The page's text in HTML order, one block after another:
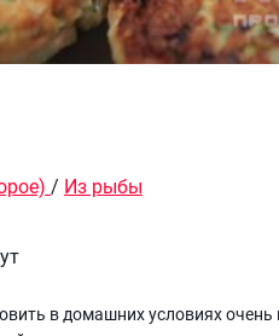
/ Из рыбы
в домашних условиях